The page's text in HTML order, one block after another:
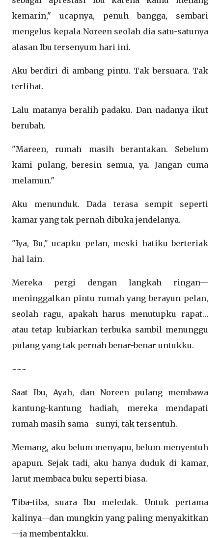
kemarin," ucapnya, penuh bangga, sembari
mengelus kepala Noreen seolah dia satu-satunya
alasan Ibu tersenyum hari ini.
Aku berdiri di ambang pintu. Tak bersuara. Tak
terlihat.
Lalu matanya beralih padaku. Dan nadanya ikut
berubah.
"Mareen, rumah masih berantakan. Sebelum
kami pulang, beresin semua, ya. Jangan cuma
melamun."
Aku menunduk. Dada terasa sempit seperti
kamar yang tak pernah dibuka jendelanya.
"Iya, Bu," ucapku pelan, meski hatiku berteriak
hal lain.
Mereka pergi dengan langkah ringan—
meninggalkan pintu rumah yang berayun pelan,
seolah ragu, apakah harus menutupku rapat…
atau tetap kubiarkan terbuka sambil menunggu
pulang yang tak pernah benar-benar untukku.
~~~
Saat Ibu, Ayah, dan Noreen pulang membawa
kantung-kantung hadiah, mereka mendapati
rumah masih sama—sunyi, tak tersentuh.
Memang, aku belum menyapu, belum menyentuh
apapun. Sejak tadi, aku hanya duduk di kamar,
larut membaca buku seperti biasa.
Tiba-tiba, suara Ibu meledak. Untuk pertama
kalinya—dan mungkin yang paling menyakitkan
—ia membentakku.